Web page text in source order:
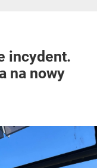
incydent.
na nowy